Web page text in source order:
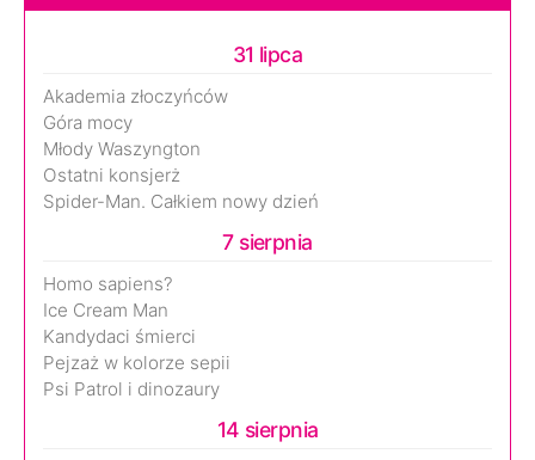
31 lipca
Akademia złoczyńców
Góra mocy
Młody Waszyngton
Ostatni konsjerż
Spider-Man. Całkiem nowy dzień
7 sierpnia
Homo sapiens?
Ice Cream Man
Kandydaci śmierci
Pejzaż w kolorze sepii
Psi Patrol i dinozaury
14 sierpnia